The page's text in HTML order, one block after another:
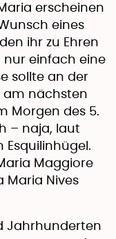
erscheinen
eines
ihr zu Ehren
nur einfach eine
sollte an der
am nächsten
Morgen des 5.
– naja, laut
Esquilinhügel.
Maggiore
Maria Nives
Jahrhunderten